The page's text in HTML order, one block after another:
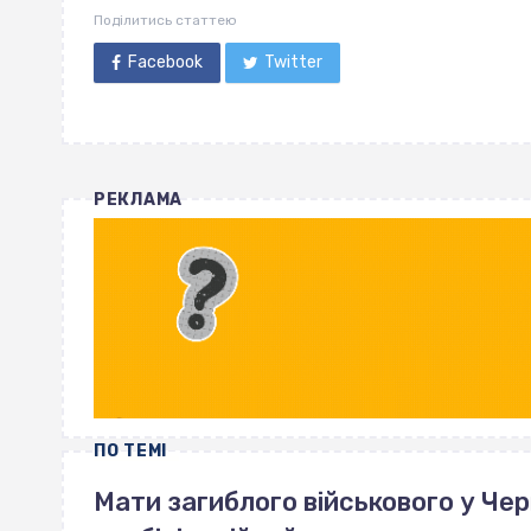
Поділитись статтею
Facebook Twitter
РЕКЛАМА
ПО ТЕМІ
Мати загиблого військового у